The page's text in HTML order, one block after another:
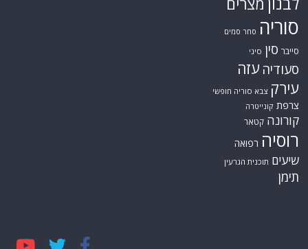
מצרים
סוריה סחר סמים
סייבר סין סיני
סעודיה עזה
עירק צבא סוריה חופשי
צרפת קונייטרה
קורונה קטאר
רוסיה רפואה
שיעים תוכנית הגרעין
תימן